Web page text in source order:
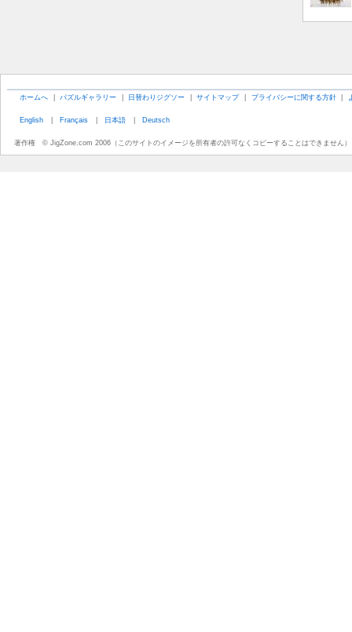
ホームへ | パズルギャラリー | 日替わりジグソー | サイトマップ | プライバシーに関する方針 |
English | Français | 日本語 | Deutsch
著作権 © JigZone.com 2006（このサイトのイメージを所有者の許可なくコピーすることはできません）